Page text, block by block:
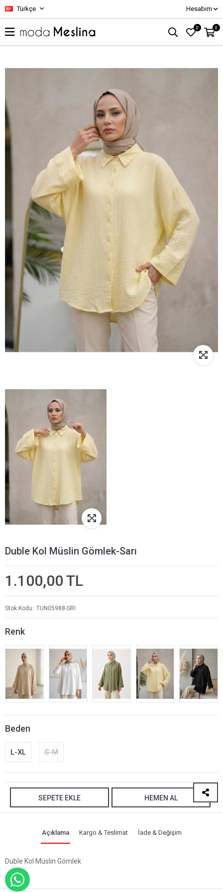
Türkçe Hesabım
0 0
Duble Kol Müslin Gömlek-Sarı
1.100,00 TL
Stok Kodu TUN05988-SRI
Renk
Beden
L-XL S-M
SEPETE EKLE HEMEN AL
Açıklama Kargo & Teslimat İade & Değişim
Duble Kol Müslin Gömlek